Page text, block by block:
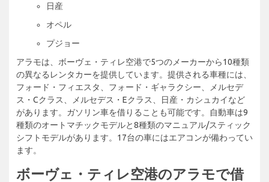
日産
オペル
プジョー
アラモは、ボーヴェ・ティレ空港で5つのメーカーから10種類
の異なるレンタカーを提供しています。提供される車種には、
フォード・フィエスタ、フォード・ギャラクシー、メルセデ
ス・Cクラス、メルセデス・Eクラス、日産・カシュカイなど
があります。ガソリン車を借りることも可能です。自動車は9
種類のオートマチックモデルと8種類のマニュアル/スティック
シフトモデルがあります。17台の車にはエアコンが備わってい
ます。
ボーヴェ・ティレ空港のアラモで借